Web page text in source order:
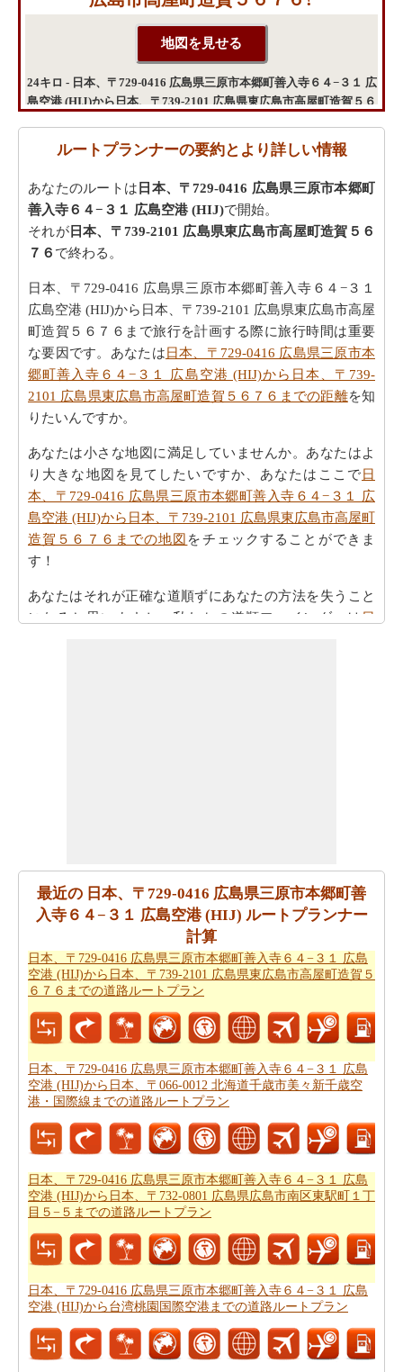
24キロ - 日本、〒729-0416 広島県三原市本郷町善入寺６４−３１ 広
島空港 (HIJ)から日本、〒739-2101 広島県東広島市高屋町造賀５６
ルートプランナーの要約とより詳しい情報
あなたのルートは 日本、〒729-0416 広島県三原市本郷町
善入寺６４−３１ 広島空港 (HIJ)で開始。
それが日本、〒739-2101 広島県東広島市高屋町造賀５６
７６ で終わる。
日本、〒729-0416 広島県三原市本郷町善入寺６４−３１
広島空港 (HIJ)から日本、〒739-2101 広島県東広島市高屋
町造賀５６７６まで旅行を計画する際に旅行時間は重要
な要因です。あなたは日本、〒729-0416 広島県三原市本
郷町善入寺６４−３１ 広島空港 (HIJ)から日本、〒739-
2101 広島県東広島市高屋町造賀５６７６までの距離を知
りたいんですか。
あなたは小さな地図に満足していませんか。あなたはよ
り大きな地図を見てしたいですか、あなたはここで日
本、〒729-0416 広島県三原市本郷町善入寺６４−３１ 広
島空港 (HIJ)から日本、〒739-2101 広島県東広島市高屋町
造賀５６７６までの地図 をチェックすることができま
す！
あなたはそれが正確な道順ずにあなたの方法を失うこと
になると思いますか。私たちの道順ファインダーは 日
入寺６４−３１ 広島空港 (HIJ)から日本、〒739-2101 広島
県東広島市高屋町造賀５６７６までの旅行を計画します
スマートルートプランナーを取得することができます。
また、あなたの旅の最後の微細な変化に対応することが
できます。
は、飛行機で行くことを好みます。あなたは日本、〒
729-0416 広島県三原市本郷町善入寺６４−３１ 広島空港
(HIJ)と日本、〒739-2101 広島県東広島市高屋町造賀５６
７６の間の飛行距離を知りたいですか。あなたはまた日
本、〒729-0416 広島県三原市本郷町善入寺６４−３１ 広
島空港 (HIJ)から日本、〒739-2101 広島県東広島市高屋町
造賀５６７６までの飛行距離.
あなたは旅に時間の制約を持っていますか。 の場合、あ
なたは非常によくあなたの時間を管理しなければならな
いし、これのためにあなたは日本、〒729-0416 広島県三
原市本郷町善入寺６４−３１ 広島空港 (HIJ)から日本、〒
時間を知っている必要があります。
あなたのルートを得ることが計画された後、あなたの旅
のために駆動するためのコストの公正な見積もりを有す
最近の 日本、〒729-0416 広島県三原市本郷町善
入寺６４−３１ 広島空港 (HIJ) ルートプランナー
計算
日本、〒729-0416 広島県三原市本郷町善入寺６４−３１ 広島
空港 (HIJ)から日本、〒739-2101 広島県東広島市高屋町造賀５
６７６までの道路ルートプラン
日本、〒729-0416 広島県三原市本郷町善入寺６４−３１ 広島
空港 (HIJ)から日本、〒066-0012 北海道千歳市美々新千歳空
港・国際線までの道路ルートプラン
日本、〒729-0416 広島県三原市本郷町善入寺６４−３１ 広島
空港 (HIJ)から日本、〒732-0801 広島県広島市南区東駅町１丁
目５−５までの道路ルートプラン
日本、〒729-0416 広島県三原市本郷町善入寺６４−３１ 広島
空港 (HIJ)から台湾桃園国際空港までの道路ルートプラン